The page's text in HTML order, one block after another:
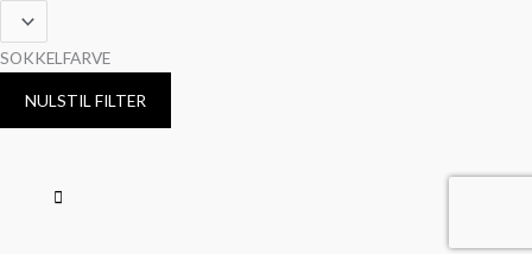
SOKKELFARVE
NULSTIL FILTER